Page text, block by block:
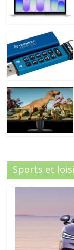
Sports et